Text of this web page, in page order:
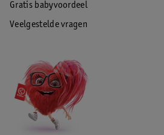
Gratis babyvoordeel
Veelgestelde vragen